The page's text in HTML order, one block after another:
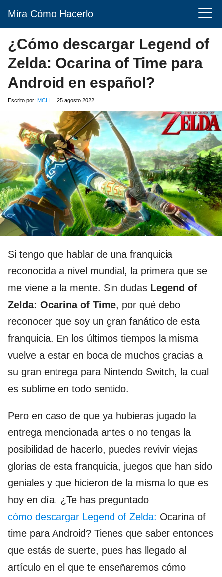
Mira Cómo Hacerlo
¿Cómo descargar Legend of
Zelda: Ocarina of Time para
Android en español?
Escrito por: MCH 25 agosto 2022
Si tengo que hablar de una franquicia
reconocida a nivel mundial, la primera que se
me viene a la mente. Sin dudas Legend of
Zelda: Ocarina of Time, por qué debo
reconocer que soy un gran fanático de esta
franquicia. En los últimos tiempos la misma
vuelve a estar en boca de muchos gracias a
su gran entrega para Nintendo Switch, la cual
es sublime en todo sentido.
Pero en caso de que ya hubieras jugado la
entrega mencionada antes o no tengas la
posibilidad de hacerlo, puedes revivir viejas
glorias de esta franquicia, juegos que han sido
geniales y que hicieron de la misma lo que es
hoy en día. ¿Te has preguntado
cómo descargar Legend of Zelda: Ocarina of
time para Android? Tienes que saber entonces
que estás de suerte, pues has llegado al
artículo en el que te enseñaremos cómo